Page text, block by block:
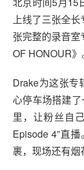
上线了三张全
张完整的录音
OF HONOUR》
Drake为这张专
心停车场搭建
里，让粉丝自
Episode 4”直
裹，现场还有烟